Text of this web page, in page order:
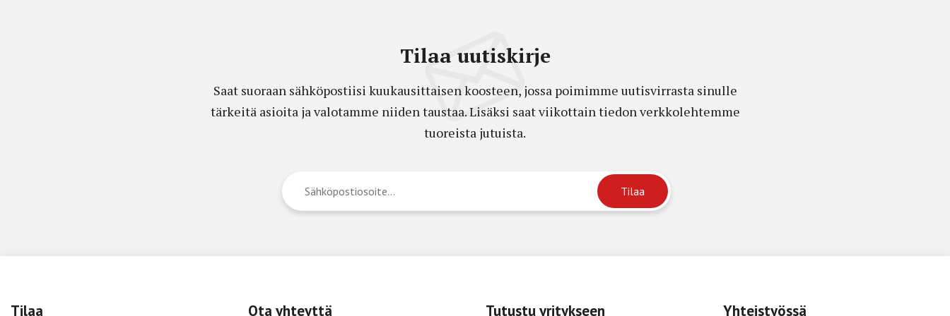
Tilaa uutiskirje
Saat suoraan sähköpostiisi kuukausittaisen koosteen, jossa poimimme uutisvirrasta sinulle
tärkeitä asioita ja valotamme niiden taustaa. Lisäksi saat viikottain tiedon verkkolehtemme
tuoreista jutuista.
Tilaa Ota yhteyttä Tutustu yritykseen Yhteistyössä